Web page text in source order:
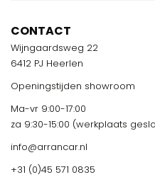
CONTACT
Wijngaardsweg 22
6412 PJ Heerlen
Openingstijden showroom
Ma-vr 9:00-17:00
za 9:30-15:00 (werkplaats
info@arrancar.nl
+31 (0)45 571 0835